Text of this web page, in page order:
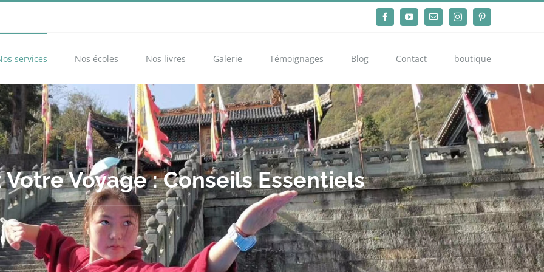
FacebookYouTubeEmail InstagramPinterest
services Nos écoles Nos livres Galerie Témoignages Blog Contact boutique
Voyage : Conseils Essentiels